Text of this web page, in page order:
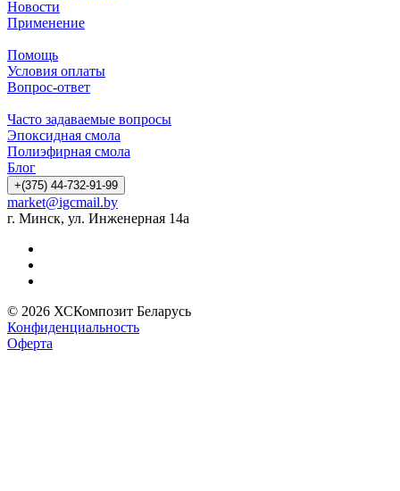
Новости
Применение
Помощь
Условия оплаты
Вопрос-ответ
Часто задаваемые вопросы
Эпоксидная смола
Полиэфирная смола
Блог
+(375) 44-732-91-99
market@igcmail.by
г. Минск, ул. Инженерная 14а
© 2026 ХСКомпозит Беларусь
Конфиденциальность
Оферта